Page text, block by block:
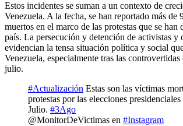
Estos incidentes se suman a un contexto de
Venezuela. A la fecha, se han reportado más de
muertos en el marco de las protestas que se han
país. La persecución y detención de activistas y
evidencian la tensa situación política y social
Venezuela, especialmente tras las
julio.
#Actualización Estas son las víctimas
protestas por las elecciones
Julio. #3Ago
@MonitorDeVictimas en #Instagram